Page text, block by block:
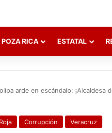
POZA RICA ESTATAL
arde en escándalo:
Corrupción Veracruz